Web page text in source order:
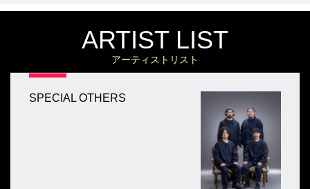
ARTIST LIST
アーティストリスト
SPECIAL OTHERS